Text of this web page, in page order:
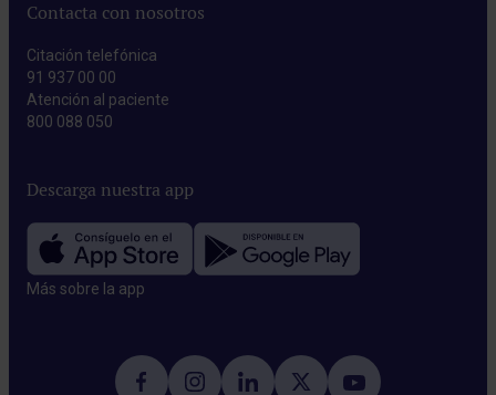
Contacta con nosotros
Citación telefónica
91 937 00 00
Atención al paciente
800 088 050
Descarga nuestra app
Más sobre la app​